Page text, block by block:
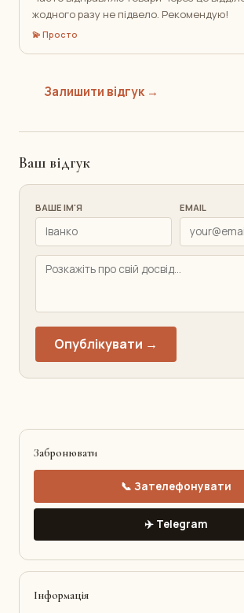
жодного разу не підвело. Рекомендую!
💫 Просто
Залишити відгук →
Ваш відгук
ВАШЕ ІМ'Я EMAIL
Опублікувати →
Забронювати
📞 Зателефонувати
✈️ Telegram
Інформація